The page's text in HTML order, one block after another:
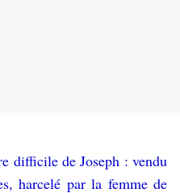
difficile de Joseph : vendu
harcelé par la femme de